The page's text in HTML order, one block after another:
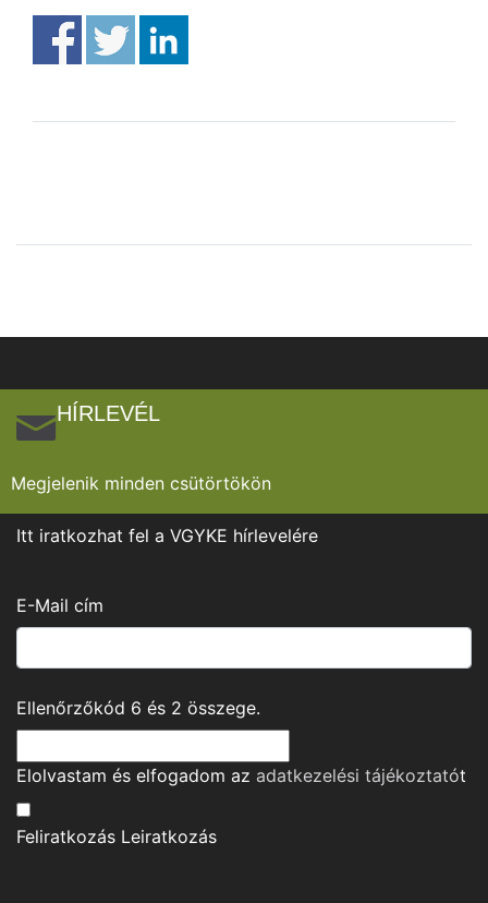
HÍRLEVÉL
Megjelenik minden csütörtökön
Itt iratkozhat fel a VGYKE hírlevelére
E-Mail cím
Ellenőrzőkód 6 és 2 összege.
Elolvastam és elfogadom az adatkezelési tájékoztatót
Feliratkozás Leiratkozás